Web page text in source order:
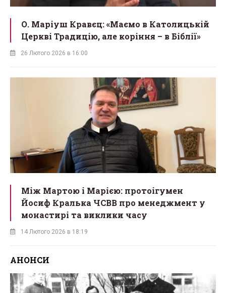
О. Маріуш Кравєц: «Маємо в Католицькій
Церкві Традицію, але коріння – в Біблії»
26 Лютого 2026 в 16:00
Між Мартою і Марією: протоігумен
Йосиф Кралька ЧСВВ про менеджмент у
монастирі та виклики часу
14 Лютого 2026 в 18:19
АНОНСИ